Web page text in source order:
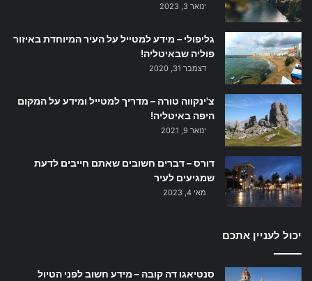
ינואר 3, 2023
גליפולי – מידע למטייל על העיר המיוחדת באיזור
פוליה שבאיטליה!
דצמבר 31, 2020
צ'ינקווה טורה – מדריך למטייל ומידע על המקום
היפה באיטליה!
ינואר 9, 2021
דורס – דברים חשובים שאתם חייבים לדעת
שמגיעים לעיר
מאי 4, 2023
יכול לעניין אתכם
סנטיאגו דה קובה – מידע חשוב לפני הטיול